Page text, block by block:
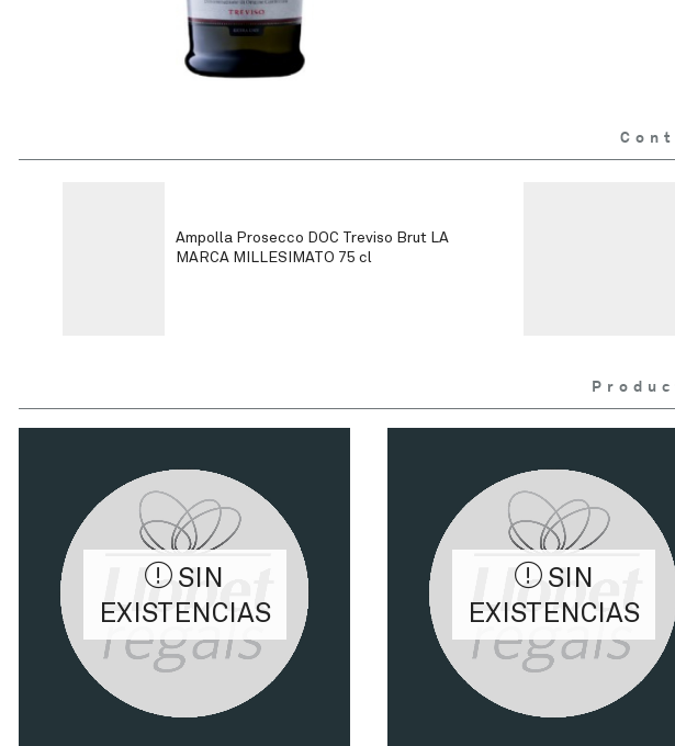
Ampolla Prosecco DOC Treviso Brut LA
MARCA MILLESIMATO 75 cl
SIN
EXISTENCIAS
SIN
EXISTENCIAS